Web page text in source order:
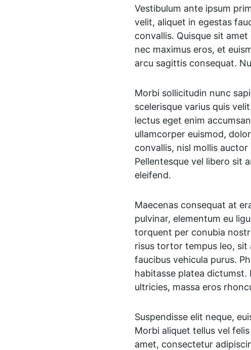
Vestibulum ante ipsum
velit, aliquet in egestas
convallis. Quisque sit
nec maximus eros, et
arcu sagittis consequat.
Morbi sollicitudin nunc
scelerisque varius quis
lectus eget enim
ullamcorper euismod,
convallis, nisl mollis
Pellentesque vel libero sit
eleifend.
Maecenas consequat at
pulvinar, elementum eu
torquent per conubia
risus tortor tempus leo, sit
faucibus vehicula purus.
habitasse platea dictumst.
ultricies, massa eros
Suspendisse elit neque,
Morbi aliquet tellus vel
amet, consectetur